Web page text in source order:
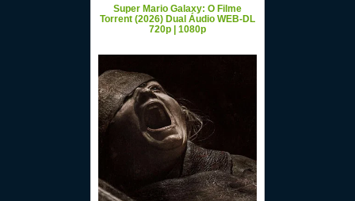
Super Mario Galaxy: O Filme
Torrent (2026) Dual Áudio WEB-DL
720p | 1080p